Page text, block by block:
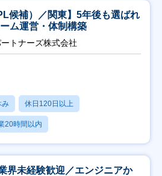
候補）／関東】5年後も選ばれ
ム運営・体制構築
トナーズ株式会社
み 休日120日以上
20時間以内
界未経験歓迎／エンジニアか